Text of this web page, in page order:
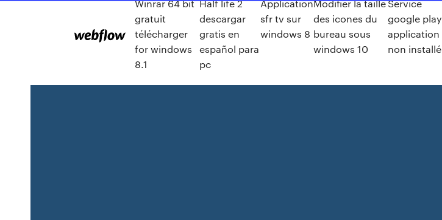
Winrar 64 bit
gratuit
télécharger
for windows
8.1
Half life 2
descargar
gratis en
español para
pc
Application
sfr tv sur
windows 8
Modifier la taille
des icones du
bureau sous
windows 10
Service
google play
application
non installé